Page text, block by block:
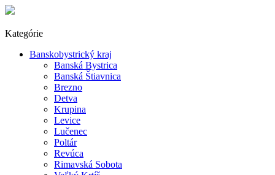
Kategórie
Banskobystrický kraj
Banská Bystrica
Banská Štiavnica
Brezno
Detva
Krupina
Levice
Lučenec
Poltár
Revúca
Rimavská Sobota